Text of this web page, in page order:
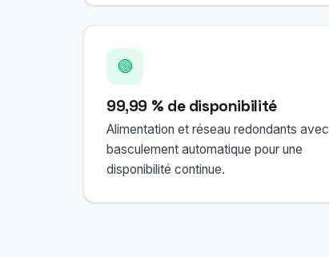
🟢
99,99 % de disponibilité
Alimentation et réseau redondants avec
basculement automatique pour une
disponibilité continue.